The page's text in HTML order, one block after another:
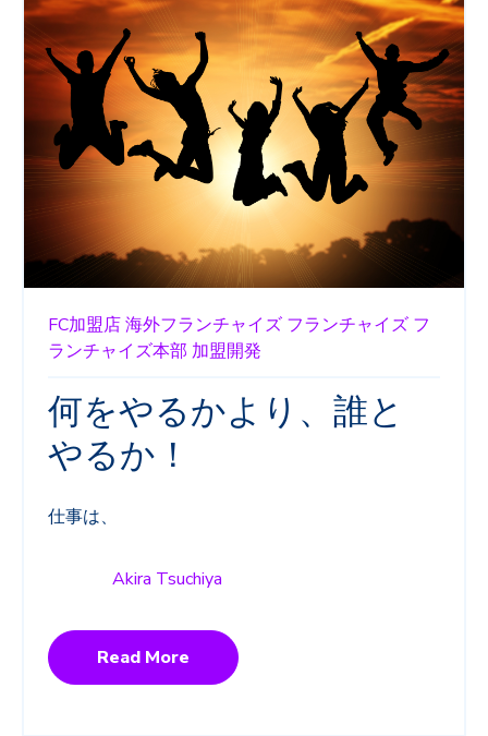
FC加盟店海外フランチャイズ フランチャイズ フ
ランチャイズ本部 加盟開発
何をやるかより、誰と
やるか！
仕事は、
Akira Tsuchiya
Read More